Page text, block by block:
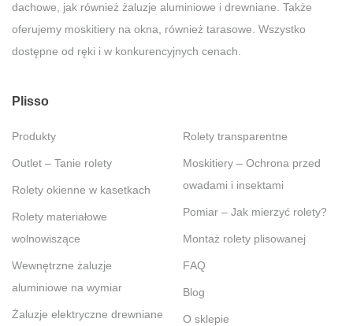
dachowe, jak również żaluzje aluminiowe i drewniane. Także
oferujemy moskitiery na okna, również tarasowe. Wszystko
dostępne od ręki i w konkurencyjnych cenach.
Plisso
Produkty
Outlet – Tanie rolety
Rolety okienne w kasetkach
Rolety materiałowe
wolnowiszące
Wewnętrzne żaluzje
aluminiowe na wymiar
Żaluzje elektryczne drewniane
Rolety transparentne
Moskitiery – Ochrona przed
owadami i insektami
Pomiar – Jak mierzyć rolety?
Montaż rolety plisowanej
FAQ
Blog
O sklepie